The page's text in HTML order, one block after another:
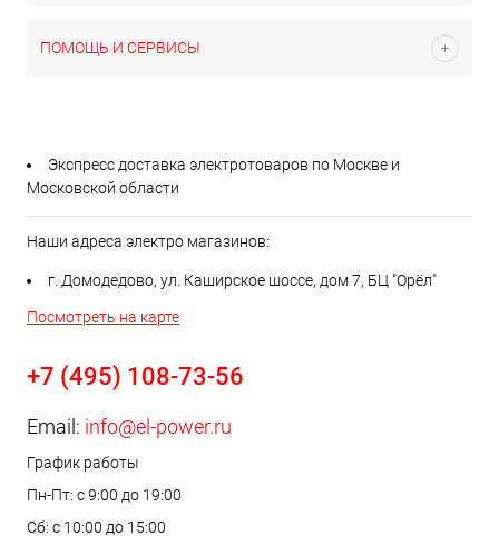
ПОМОЩЬ И СЕРВИСЫ
Экспресс доставка электротоваров по Москве и
Московской области
Наши адреса электро магазинов:
г. Домодедово, ул. Каширское шоссе, дом 7, БЦ "Орёл"
Посмотреть на карте
+7 (495) 108-73-56
Email: info@el-power.ru
График работы
Пн-Пт: с 9:00 до 19:00
Сб: с 10:00 до 15:00